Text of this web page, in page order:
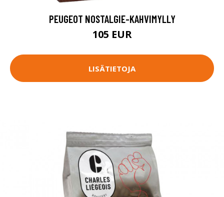
PEUGEOT NOSTALGIE-KAHVIMYLLY
105 EUR
LISÄTIETOJA